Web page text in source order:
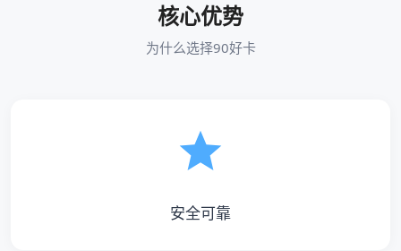
核心优势
为什么选择90好卡
安全可靠